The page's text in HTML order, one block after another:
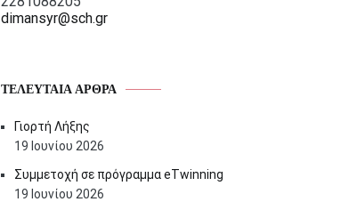
dimansyr@sch.gr
ΤΕΛΕΥΤΑΊΑ ΆΡΘΡΑ
Γιορτή Λήξης
19 Ιουνίου 2026
Συμμετοχή σε πρόγραμμα eTwinning
19 Ιουνίου 2026